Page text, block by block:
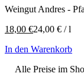
Weingut Andres -
18,00 €24,00 € /l
In den Warenkorb
Alle Preise im